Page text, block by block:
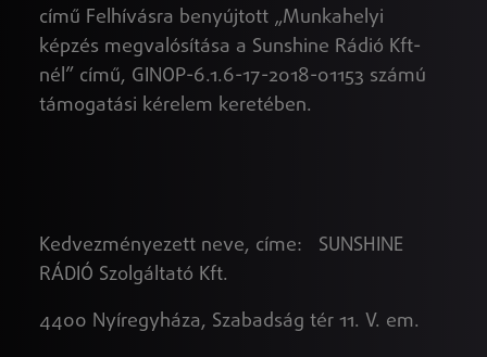
című Felhívásra benyújtott „Munkahelyi
képzés megvalósítása a Sunshine Rádió Kft-
nél” című, GINOP-6.1.6-17-2018-01153 számú
támogatási kérelem keretében.
Kedvezményezett neve, címe: SUNSHINE
RÁDIÓ Szolgáltató Kft.
4400 Nyíregyháza, Szabadság tér 11. V. em.